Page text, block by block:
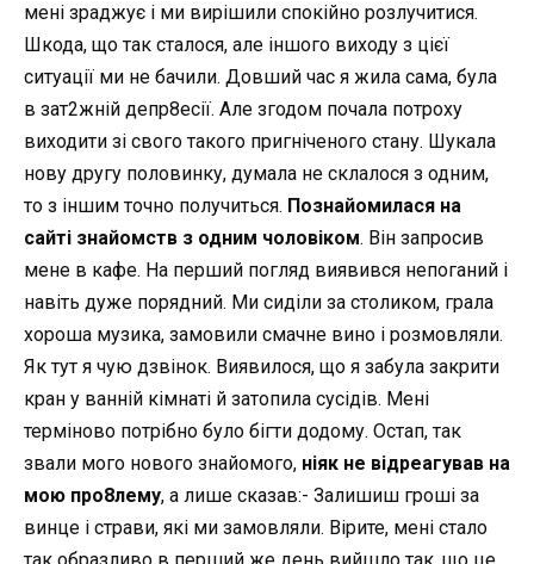
мені зраджує і ми вирішили спокійно розлучитися.
Шкода, що так сталося, але іншого виходу з цієї
ситуації ми не бачили. Довший час я жила сама, була
в зат2жній депр8есії. Але згодом почала потроху
виходити зі свого такого пригніченого стану. Шукала
нову другу половинку, думала не склалося з одним,
то з іншим точно получиться. Познайомилася на
сайті знайомств з одним чоловіком. Він запросив
мене в кафе. На перший погляд виявився непоганий і
навіть дуже порядний. Ми сиділи за столиком, грала
хороша музика, замовили смачне вино і розмовляли.
Як тут я чую дзвінок. Виявилося, що я забула закрити
кран у ванній кімнаті й затопила сусідів. Мені
терміново потрібно було бігти додому. Остап, так
звали мого нового знайомого, ніяк не відреагував на
мою про8лему, а лише сказав:- Залишиш гроші за
винце і страви, які ми замовляли. Вірите, мені стало